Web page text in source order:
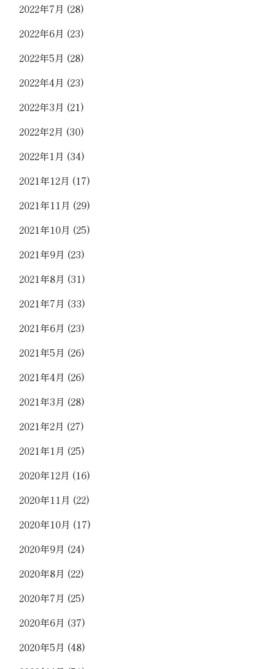
2022年7月 (28)
2022年6月 (23)
2022年5月 (28)
2022年4月 (23)
2022年3月 (21)
2022年2月 (30)
2022年1月 (34)
2021年12月 (17)
2021年11月 (29)
2021年10月 (25)
2021年9月 (23)
2021年8月 (31)
2021年7月 (33)
2021年6月 (23)
2021年5月 (26)
2021年4月 (26)
2021年3月 (28)
2021年2月 (27)
2021年1月 (25)
2020年12月 (16)
2020年11月 (22)
2020年10月 (17)
2020年9月 (24)
2020年8月 (22)
2020年7月 (25)
2020年6月 (37)
2020年5月 (48)